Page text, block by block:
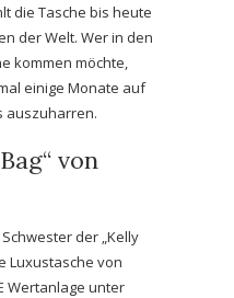
die Tasche bis heute
der Welt. Wer in den
kommen möchte,
einige Monate auf
auszuharren.
von
der „Kelly
Luxustasche von
Wertanlage unter